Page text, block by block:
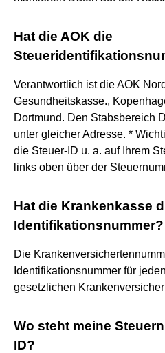
Hat die AOK die
Verantwortlich ist die AOK
Gesundheitskasse.,
Dortmund. Den Stabsbereich
unter gleicher Adresse. *
die Steuer-ID u. a. auf Ihrem
links oben über der
Hat die Krankenkasse
Identifikationsnummer?
Die
Identifikationsnummer für
gesetzlichen
Wo steht meine
ID?